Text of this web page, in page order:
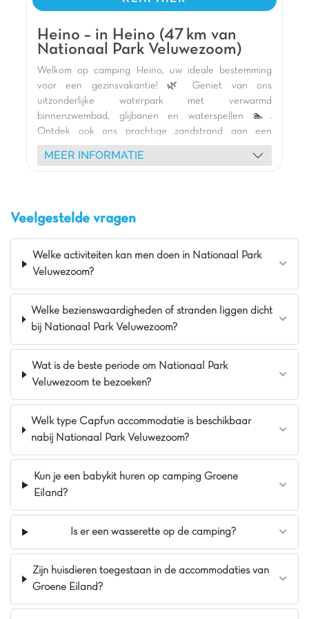
Slechts 10min van Duitsland
Carabouille speeltuin
Heino – in Heino (47 km van
Nationaal Park Veluwezoom)
Welkom op camping Heino, uw ideale bestemming
voor een gezinsvakantie! 🌿 Geniet van ons
uitzonderlijke waterpark met verwarmd
binnenzwembad, glijbanen en waterspellen 🏊.
Ontdek ook ons prachtige zandstrand aan een
natuurlijke zwemvijver, perfect om af te koelen en
plezier te hebben 🏖️. Kinderen zullen dol zijn op onze
lodgetenten met terras wachten op u voor een
ontspannen nachtrust 🏡. Het animatieteam biedt
diverse activiteiten: mascotte shows, creatieve
workshops, color runs en schuimparty's 🥳. Huur een
Een onvergetelijke vakantie wacht op u in Heino!
Bij Capfun Heino kun je je uren vermaken bij
de recreatieplas met zandstrand of op het
de overdekte speeltuin en het binnenzwembad
met peuterbad ideaal! In de omgeving vind je het
prachtige natuurgebied de Sallandse Heuvelrug
Pluspunten
Overkapte speeltuin
Recreatieplas met zandstrand
Overdekt zwem- en peuterbad inbegrepen
MEER INFORMATIE
Veelgestelde vragen
Welke activiteiten kan men doen in Nationaal Park
Veluwezoom?
Welke bezienswaardigheden of stranden liggen dicht
bij Nationaal Park Veluwezoom?
Wat is de beste periode om Nationaal Park
Veluwezoom te bezoeken?
Welk type Capfun accommodatie is beschikbaar
nabij Nationaal Park Veluwezoom?
Kun je een babykit huren op camping Groene
Eiland?
Is er een wasserette op de camping?
Zijn huisdieren toegestaan in de accommodaties van
Groene Eiland?